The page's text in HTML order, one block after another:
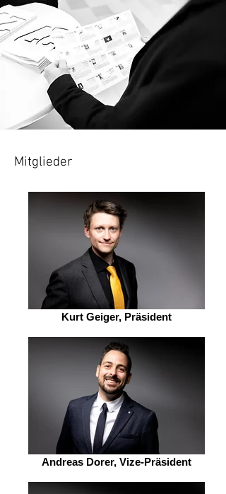
Mitglieder
Kurt Geiger, Präsident
Andreas Dorer, Vize-Präsident